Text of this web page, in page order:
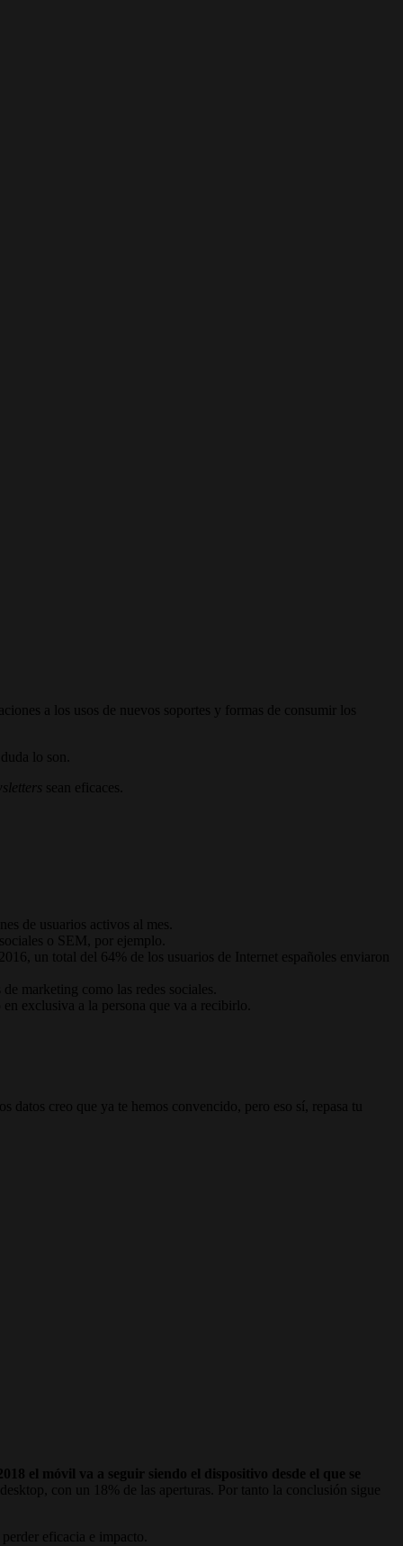
a los usos de nuevos soportes y formas de consumir los
lo son.
sean eficaces.
de usuarios activos al mes.
o SEM, por ejemplo.
un total del 64% de los usuarios de Internet españoles enviaron
marketing como las redes sociales.
exclusiva a la persona que va a recibirlo.
creo que ya te hemos convencido, pero eso sí, repasa tu
el móvil va a seguir siendo el dispositivo desde el que se
con un 18% de las aperturas. Por tanto la conclusión sigue
eficacia e impacto.